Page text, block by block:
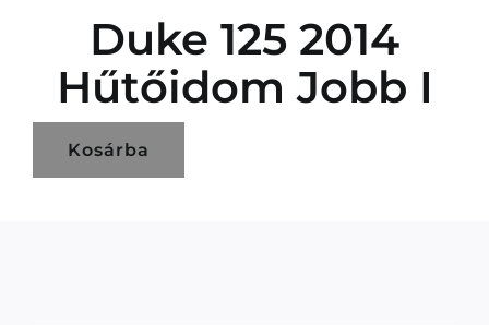
Duke 125 2014
Hűtőidom Jobb I
Kosárba